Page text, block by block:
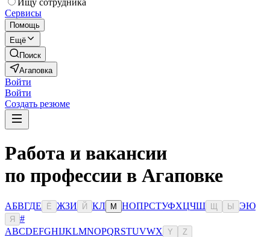
Ищу сотрудника
Сервисы
Помощь
Ещё
Поиск
Агаповка
Войти
Войти
Создать резюме
Работа и вакансии
по профессии в Агаповке
АБВГДЕ Ё ЖЗИ Й КЛ М НОПРСТУФХЦЧШ Ы ЭЮ
Я
#
ABCDEFGHIJKLMNOPQRSTUVWX Y Z